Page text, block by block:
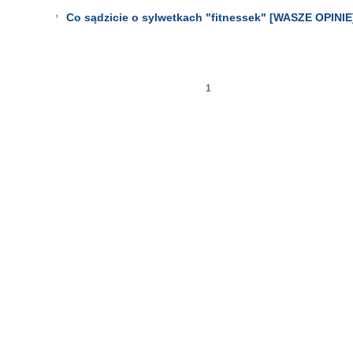
Co sądzicie o sylwetkach "fitnessek" [WASZE
1